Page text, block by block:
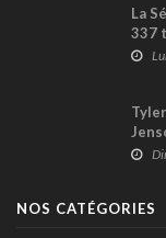
La
337
d’un
NOS CATÉGORIES